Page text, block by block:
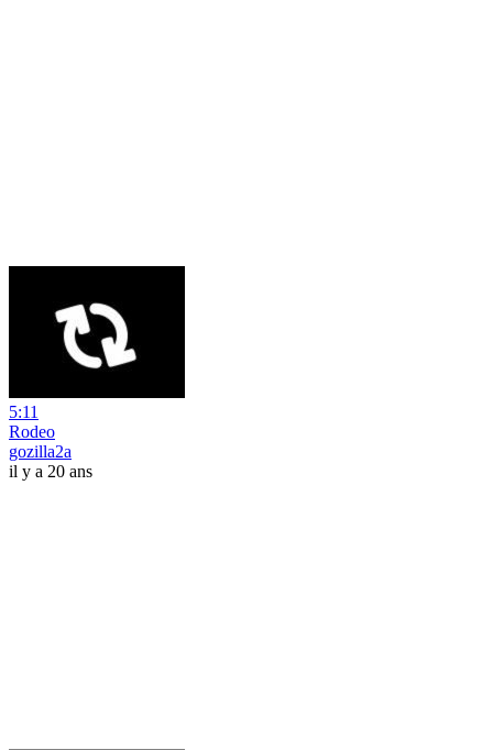
5:11
Rodeo
gozilla2a
il y a 20 ans